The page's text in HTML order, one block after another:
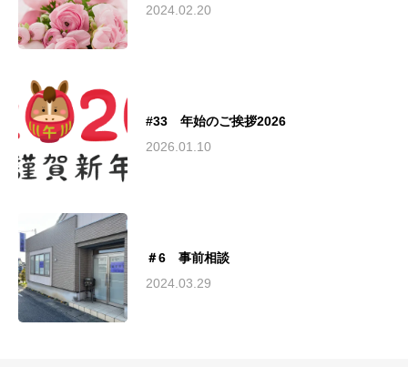
2024.02.20
#33 年始のご挨拶2026
2026.01.10
＃6 事前相談
2024.03.29